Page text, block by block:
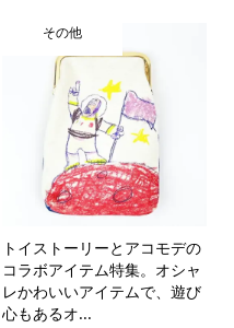
その他
トイストーリーとアコモデの
コラボアイテム特集。オシャ
レかわいいアイテムで、遊び
心もあるオ...